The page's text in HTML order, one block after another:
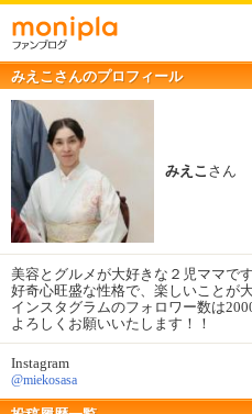
みえこさんのプロフィール
みえこ さん
美容とグルメが大好きな２児ママです
好奇心旺盛な性格で、楽しいことが大
インスタグラムのフォロワー数は
よろしくお願いいたします！！
Instagram
@miekosasa